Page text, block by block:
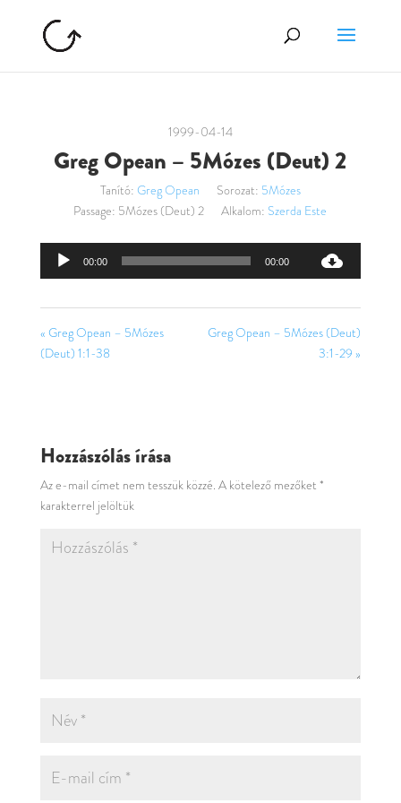
1999-04-14
Greg Opean – 5Mózes (Deut) 2
Tanító: Greg Opean Sorozat: 5Mózes
Passage: 5Mózes (Deut) 2 Alkalom: Szerda Este
Audió
00:00 00:00
« Greg Opean – 5Mózes
(Deut) 1:1-38
Greg Opean – 5Mózes (Deut)
3:1-29 »
Hozzászólás írása
Az e-mail címet nem tesszük közzé. A kötelező mezőket *
karakterrel jelöltük